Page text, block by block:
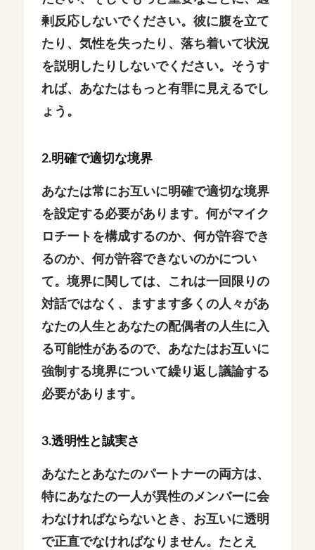
剰反応しないでください。彼に腹を立て
たり、気性を失ったり、落ち着いて状況
を説明したりしないでください。そうす
れば、あなたはもっと有罪に見えるでし
ょう。
2.明確で適切な境界
あなたは常にお互いに明確で適切な境界
を設定する必要があります。何がマイク
ロチートを構成するのか、何が許容でき
るのか、何が許容できないのかについ
て。境界に関しては、これは一回限りの
対話ではなく、ますます多くの人々があ
なたの人生とあなたの配偶者の人生に入
る可能性があるので、あなたはお互いに
強制する境界について繰り返し議論する
必要があります。
3.透明性と誠実さ
あなたとあなたのパートナーの両方は、
特にあなたの一人が異性のメンバーに会
わなければならないとき、お互いに透明
で正直でなければなりません。たとえ